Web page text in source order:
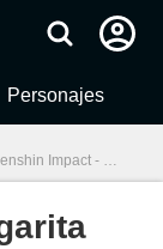
Personajes
- Margarita Voladora: ¿Dónde se encuentra este objeto y para qué sirve?